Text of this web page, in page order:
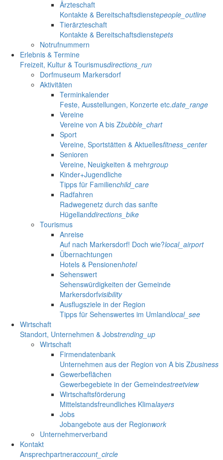
Ärzteschaft
Kontakte & Bereitschaftsdienstepeople_outline
Tierärzteschaft
Kontakte & Bereitschaftsdienstepets
Notrufnummern
Erlebnis & Termine
Freizeit, Kultur & Tourismusdirections_run
Dorfmuseum Markersdorf
Aktivitäten
Terminkalender
Feste, Ausstellungen, Konzerte etc.date_range
Vereine
Vereine von A bis Zbubble_chart
Sport
Vereine, Sportstätten & Aktuellesfitness_center
Senioren
Vereine, Neuigkeiten & mehrgroup
Kinder+Jugendliche
Tipps für Familienchild_care
Radfahren
Radwegenetz durch das sanfte
Hügellanddirections_bike
Tourismus
Anreise
Auf nach Markersdorf! Doch wie?local_airport
Übernachtungen
Hotels & Pensionenhotel
Sehenswert
Sehenswürdigkeiten der Gemeinde
Markersdorfvisibility
Ausflugsziele in der Region
Tipps für Sehenswertes im Umlandlocal_see
Wirtschaft
Standort, Unternehmen & Jobstrending_up
Wirtschaft
Firmendatenbank
Unternehmen aus der Region von A bis Zbusiness
Gewerbeflächen
Gewerbegebiete in der Gemeindestreetview
Wirtschaftsförderung
Mittelstandsfreundliches Klimalayers
Jobs
Jobangebote aus der Regionwork
Unternehmerverband
Kontakt
Ansprechpartneraccount_circle